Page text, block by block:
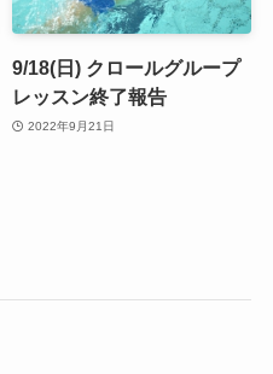
9/18(日) クロールグループ
レッスン終了報告
2022年9月21日